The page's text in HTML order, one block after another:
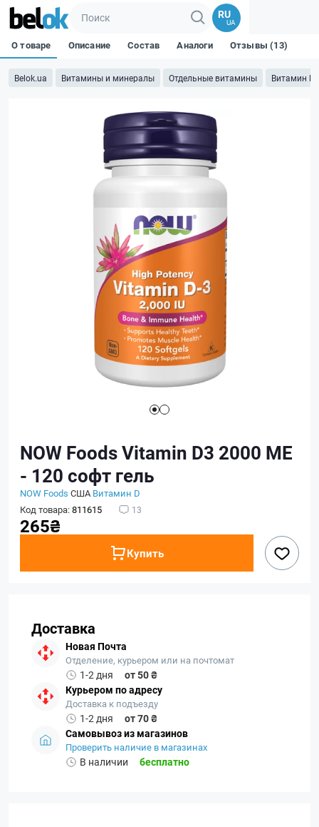
RU
UA
Belok.ua Витамины и минералы Отдельные витамины Витамин D
О товаре Описание Состав Аналоги Отзывы (13)
NOW Foods Vitamin D3 2000 ME
- 120 софт гель
NOW Foods США Витамин D
Код товара:811615 13
265₴
Купить
Доставка
Новая Почта
Отделение, курьером или на почтомат
1-2 дня
от 50 ₴
Курьером по адресу
Доставка к подъезду
1-2 дня
от 70 ₴
Самовывоз из магазинов
Проверить наличие в магазинах
В наличии бесплатно